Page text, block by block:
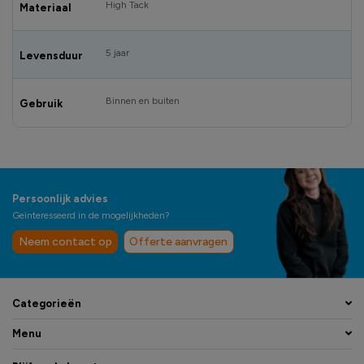
Materiaal High Tack
Levensduur 5 jaar
Gebruik Binnen en buiten
Persoonlijk advies
Geïnteresseerd in de mogelijkheden?
Neem contact op Offerte aanvragen
Categorieën
Menu